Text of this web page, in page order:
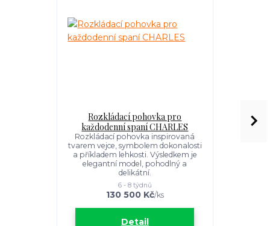
Rozkládací pohovka pro
každodenní spaní CHARLES
Rozkládací pohovka inspirovaná
tvarem vejce, symbolem dokonalosti
a příkladem lehkosti. Výsledkem je
elegantní model, pohodlný a
delikátní.
130 500 Kč/ks
6 - 8 týdnů
Detail